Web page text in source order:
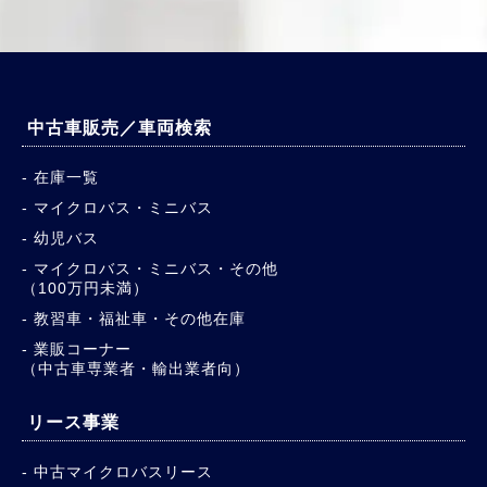
中古車販売／車両検索
在庫一覧
マイクロバス・ミニバス
幼児バス
マイクロバス・ミニバス・その他
（100万円未満）
教習車・福祉車・その他在庫
業販コーナー
（中古車専業者・輸出業者向）
リース事業
中古マイクロバスリース